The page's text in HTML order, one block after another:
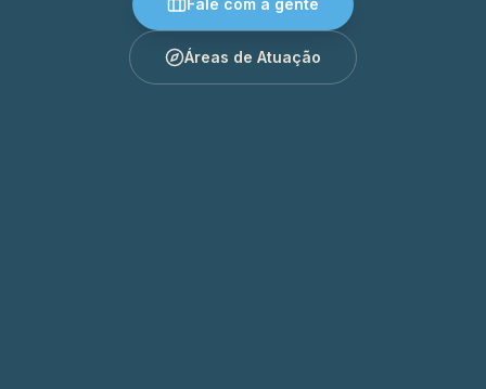
Fale com a gente
Áreas de Atuação